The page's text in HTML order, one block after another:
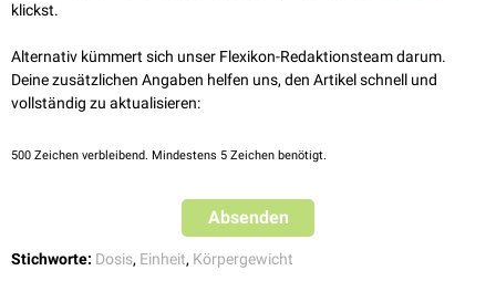
klickst.
Alternativ kümmert sich unser Flexikon-Redaktionsteam darum.
Deine zusätzlichen Angaben helfen uns, den Artikel schnell und
vollständig zu aktualisieren:
500 Zeichen verbleibend. Mindestens 5 Zeichen benötigt.
Absenden
Stichworte: Dosis, Einheit, Körpergewicht